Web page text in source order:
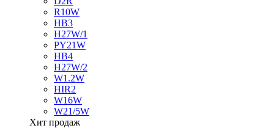
R10W
HB3
H27W/1
PY21W
HB4
H27W/2
W1.2W
HIR2
W16W
W21/5W
Хит продаж